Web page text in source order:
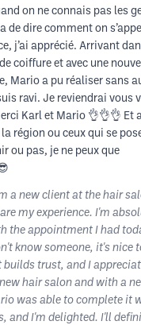
on ne connais pas les
de dire comment on
j’ai apprécié. Arrivant
coiffure et avec une
Mario a pu réaliser sans
ravi. Je reviendrai vous
Karl et Mario 👌👌👌 Et
région ou ceux qui se
ou pas, je ne peux que
a new client at the hair
my experience. I'm
the appointment I had
know someone, it's nice
builds trust, and I
hair salon and with a
was able to complete it
and I'm delighted. I'll